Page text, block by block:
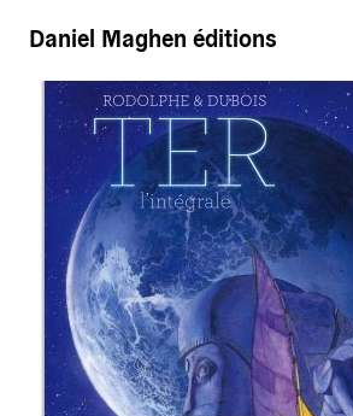
Daniel Maghen éditions